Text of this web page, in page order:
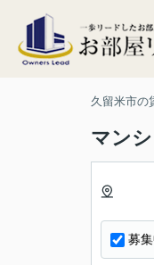
久留米市の
マン
募